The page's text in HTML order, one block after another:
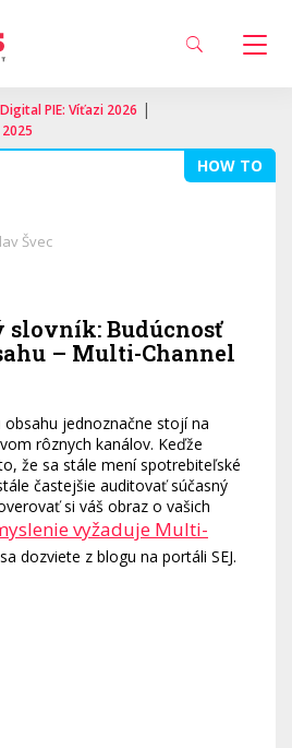
Digital PIE: Víťazi 2026 |
2025
HOW TO
Švec
Budúcnosť
– Multi-Channel
jednoznačne stojí na
rôznych kanálov. Keďže
že sa stále mení spotrebiteľské
častejšie auditovať súčasný
si váš obraz o vašich
vyžaduje Multi-
dozviete z blogu na portáli SEJ.